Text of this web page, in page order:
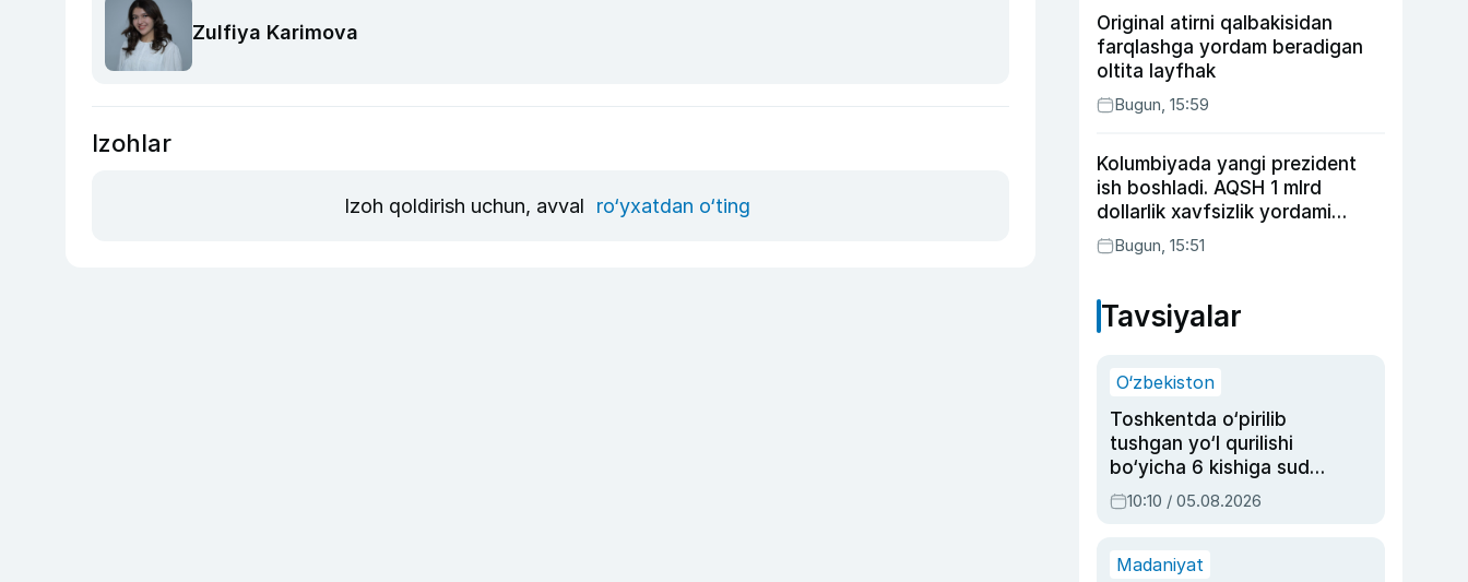
Zulfiya Karimova
Izohlar
Izoh qoldirish uchun, avval ro‘yxatdan o‘ting
Original atirni qalbakisidan
farqlashga yordam beradigan
oltita layfhak
Bugun, 15:59
Kolumbiyada yangi prezident
ish boshladi. AQSH 1 mlrd
dollarlik xavfsizlik yordami
bermoqchi
Bugun, 15:51
Tavsiyalar
O‘zbekiston
Toshkentda o‘pirilib
tushgan yo‘l qurilishi
bo‘yicha 6 kishiga sud
hukmi o‘qildi
10:10 / 05.08.2026
Madaniyat